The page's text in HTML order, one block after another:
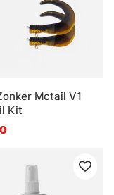
Mctail V1
Kit